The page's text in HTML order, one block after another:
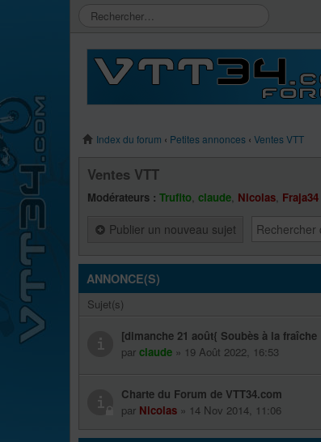
Index du forum ‹ Petites annonces ‹ Ventes VTT
Ventes VTT
Modérateurs : Trufito, claude, Nicolas, Fraja34
Publier un nouveau sujet
ANNONCE(S)
Sujet(s)
[dimanche 21 août{ Soubès à la fraîche
par claude » 19 Août 2022, 16:53
Charte du Forum de VTT34.com
par Nicolas » 14 Nov 2014, 11:06